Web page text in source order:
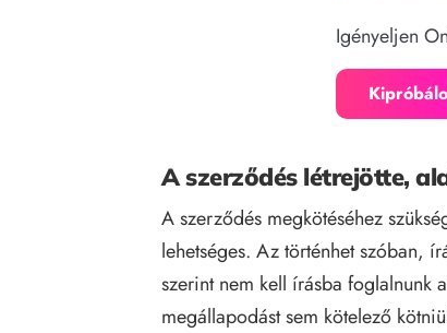
Igényeljen
A szerződés létrejötte,
A szerződés megkötéséhez
lehetséges. Az történhet szóban,
szerint nem kell írásba foglalnunk
megállapodást sem kötelező